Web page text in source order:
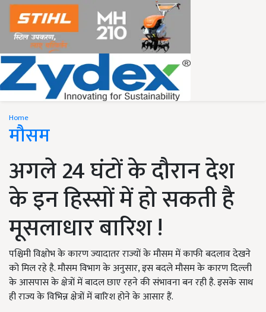
Home
मौसम
अगले 24 घंटों के दौरान देश
के इन हिस्सों में हो सकती है
मूसलाधार बारिश !
पश्चिमी विक्षोभ के कारण ज्यादातर राज्यों के मौसम में काफी बदलाव देखने
को मिल रहे है. मौसम विभाग के अनुसार, इस बदले मौसम के कारण दिल्ली
के आसपास के क्षेत्रों में बादल छाए रहने की संभावना बन रही है. इसके साथ
ही राज्य के विभिन्न क्षेत्रों में बारिश होने के आसार हैं.